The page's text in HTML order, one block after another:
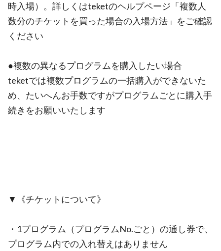
時入場）。詳しくはteketのヘルプページ「複数人
数分のチケットを買った場合の入場方法」をご確認
ください
●複数の異なるプログラムを購入したい場合
teketでは複数プログラムの一括購入ができないた
め、たいへんお手数ですがプログラムごとに購入手
続きをお願いいたします
▼《チケットについて》
・1プログラム（プログラムNo.ごと）の通し券で、
プログラム内での入れ替えはありません